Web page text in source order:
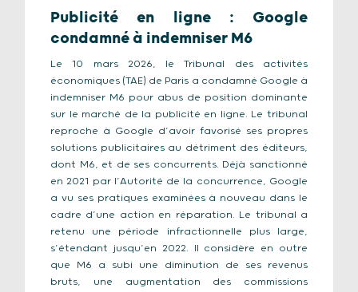
Publicité en ligne : Google
condamné à indemniser M6
Le 10 mars 2026, le Tribunal des activités
économiques (TAE) de Paris a condamné Google à
indemniser M6 pour abus de position dominante
sur le marché de la publicité en ligne. Le tribunal
reproche à Google d’avoir favorisé ses propres
solutions publicitaires au détriment des éditeurs,
dont M6, et de ses concurrents. Déjà sanctionné
en 2021 par l’Autorité de la concurrence, Google
a vu ses pratiques examinées à nouveau dans le
cadre d’une action en réparation. Le tribunal a
retenu une période infractionnelle plus large,
s’étendant jusqu’en 2022. Il considère en outre
que M6 a subi une diminution de ses revenus
bruts, une augmentation des commissions